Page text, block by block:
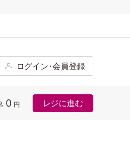
ログイン･会員登録
0 円 レジに進む